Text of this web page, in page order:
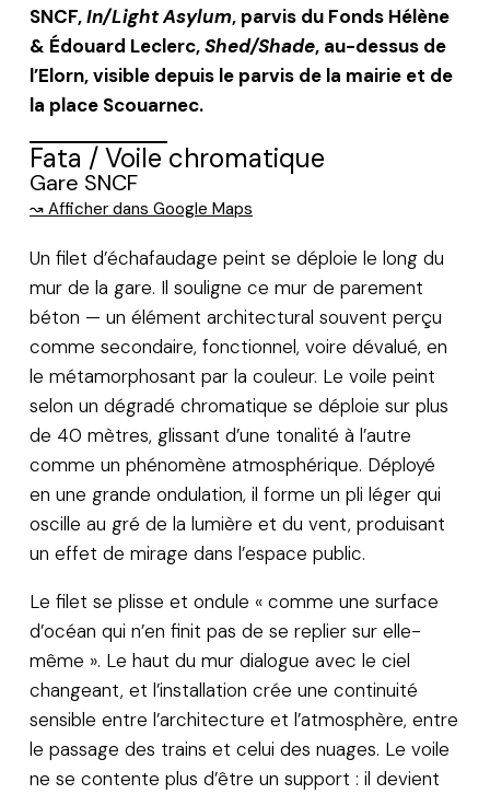
SNCF,In/Light Asylum, parvis du Fonds Hélène
& Édouard Leclerc,Shed/Shade, au-dessus de
l’Elorn, visible depuis le parvis de la mairie et de
la place Scouarnec.
Fata / Voile chromatique
Gare SNCF
↝ Afficher dans Google Maps
Un filet d’échafaudage peint se déploie le long du
mur de la gare. Il souligne ce mur de parement
béton — un élément architectural souvent perçu
comme secondaire, fonctionnel, voire dévalué, en
le métamorphosant par la couleur. Le voile peint
selon un dégradé chromatique se déploie sur plus
de 40 mètres, glissant d’une tonalité à l’autre
comme un phénomène atmosphérique. Déployé
en une grande ondulation, il forme un pli léger qui
oscille au gré de la lumière et du vent, produisant
un effet de mirage dans l’espace public.
Le filet se plisse et ondule « comme une surface
d’océan qui n’en finit pas de se replier sur elle-
même ». Le haut du mur dialogue avec le ciel
changeant, et l’installation crée une continuité
sensible entre l’architecture et l’atmosphère, entre
le passage des trains et celui des nuages. Le voile
ne se contente plus d’être un support : il devient